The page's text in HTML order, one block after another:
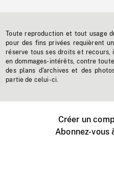
Toute reproduction et tout usage
pour des fins privées requièrent
réserve tous ses droits et
en dommages-intérêts, contre
des plans d'archives et des
partie de celui-ci.
Créer un
Abonnez-vous